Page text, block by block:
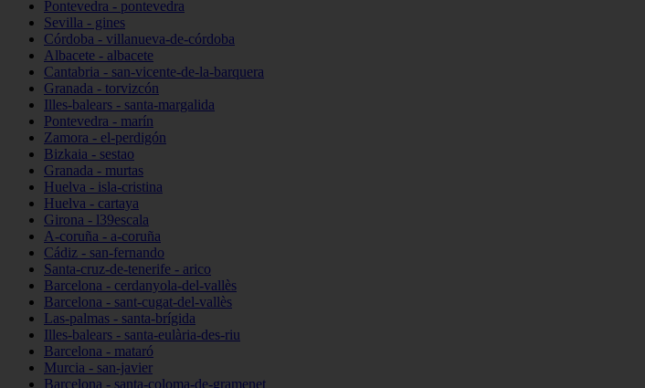
Pontevedra - pontevedra
Sevilla - gines
Córdoba - villanueva-de-córdoba
Albacete - albacete
Cantabria - san-vicente-de-la-barquera
Granada - torvizcón
Illes-balears - santa-margalida
Pontevedra - marín
Zamora - el-perdigón
Bizkaia - sestao
Granada - murtas
Huelva - isla-cristina
Huelva - cartaya
Girona - l39escala
A-coruña - a-coruña
Cádiz - san-fernando
Santa-cruz-de-tenerife - arico
Barcelona - cerdanyola-del-vallès
Barcelona - sant-cugat-del-vallès
Las-palmas - santa-brígida
Illes-balears - santa-eulària-des-riu
Barcelona - mataró
Murcia - san-javier
Barcelona - santa-coloma-de-gramenet